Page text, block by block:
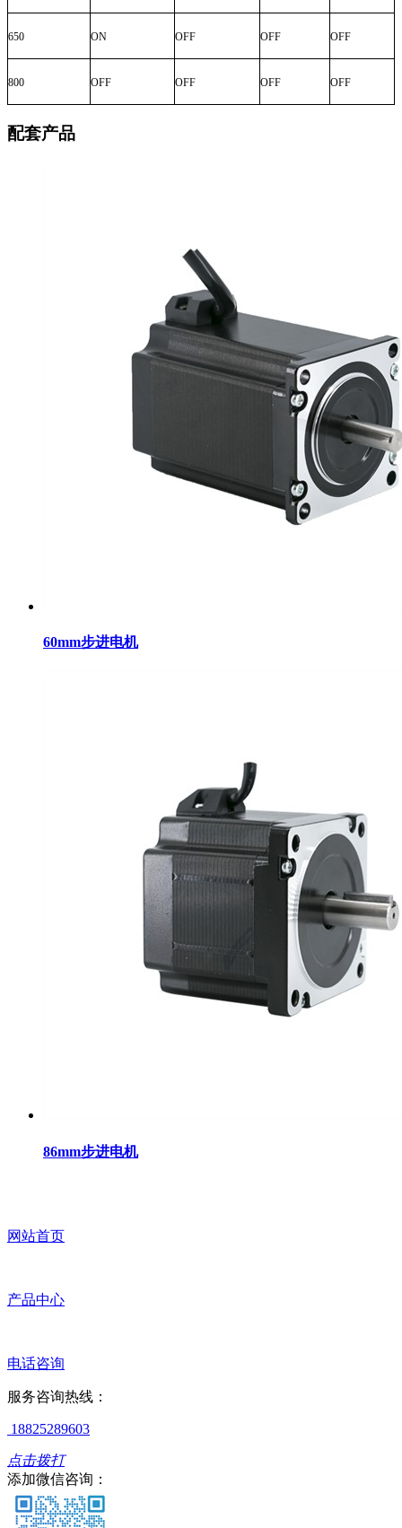
650 ON OFF OFF OFF
800 OFF OFF OFF OFF
配套产品
60mm步进电机
86mm步进电机
网站首页
产品中心
电话咨询
服务咨询热线：
18825289603
点击拨打
添加微信咨询：